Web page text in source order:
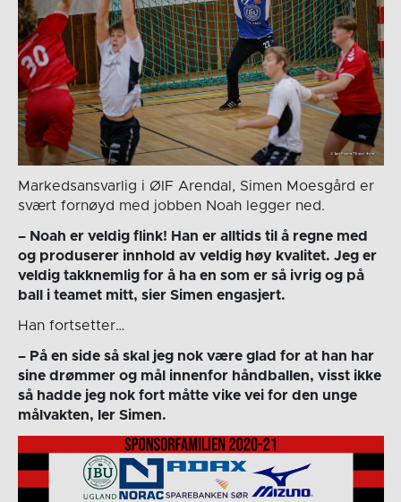
Markedsansvarlig i ØIF Arendal, Simen Moesgård er
svært fornøyd med jobben Noah legger ned.
– Noah er veldig flink! Han er alltids til å regne med
og produserer innhold av veldig høy kvalitet. Jeg er
veldig takknemlig for å ha en som er så ivrig og på
ball i teamet mitt, sier Simen engasjert.
Han fortsetter…
– På en side så skal jeg nok være glad for at han har
sine drømmer og mål innenfor håndballen, visst ikke
så hadde jeg nok fort måtte vike vei for den unge
målvakten, ler Simen.